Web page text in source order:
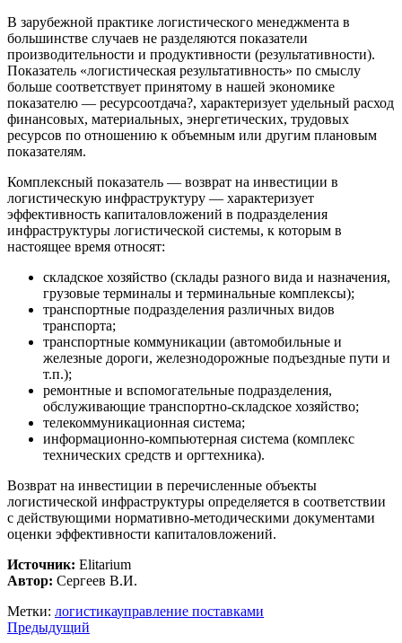
В зарубежной практике логистического менеджмента в
большинстве случаев не разделяются показатели
производительности и продуктивности (результативности).
Показатель «логистическая результативность» по смыслу
больше соответствует принятому в нашей экономике
показателю — ресурсоотдача?, характеризует удельный расход
финансовых, материальных, энергетических, трудовых
ресурсов по отношению к объемным или другим плановым
показателям.
Комплексный показатель — возврат на инвестиции в
логистическую инфраструктуру — характеризует
эффективность капиталовложений в подразделения
инфраструктуры логистической системы, к которым в
настоящее время относят:
складское хозяйство (склады разного вида и назначения,
грузовые терминалы и терминальные комплексы);
транспортные подразделения различных видов
транспорта;
транспортные коммуникации (автомобильные и
железные дороги, железнодорожные подъездные пути и
т.п.);
ремонтные и вспомогательные подразделения,
обслуживающие транспортно-складское хозяйство;
телекоммуникационная система;
информационно-компьютерная система (комплекс
технических средств и оргтехника).
Возврат на инвестиции в перечисленные объекты
логистической инфраструктуры определяется в соответствии
с действующими нормативно-методическими документами
оценки эффективности капиталовложений.
Источник: Elitarium
Автор: Сергеев В.И.
Метки: логистикауправление поставками
Предыдущий